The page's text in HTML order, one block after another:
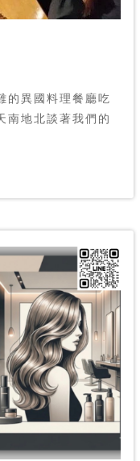
的異國料理餐廳吃
南地北談著我們的